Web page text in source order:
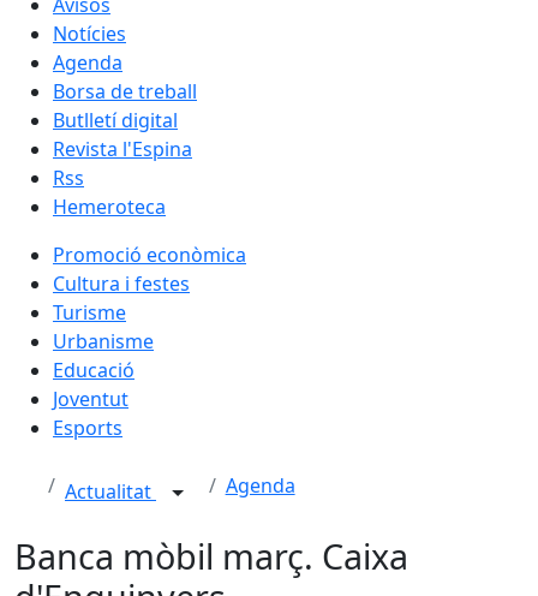
Notícies
Agenda
Borsa de treball
Butlletí digital
Revista l'Espina
Rss
Hemeroteca
Promoció econòmica
Cultura i festes
Turisme
Urbanisme
Educació
Joventut
Esports
Actualitat Agenda
Banca mòbil març. Caixa